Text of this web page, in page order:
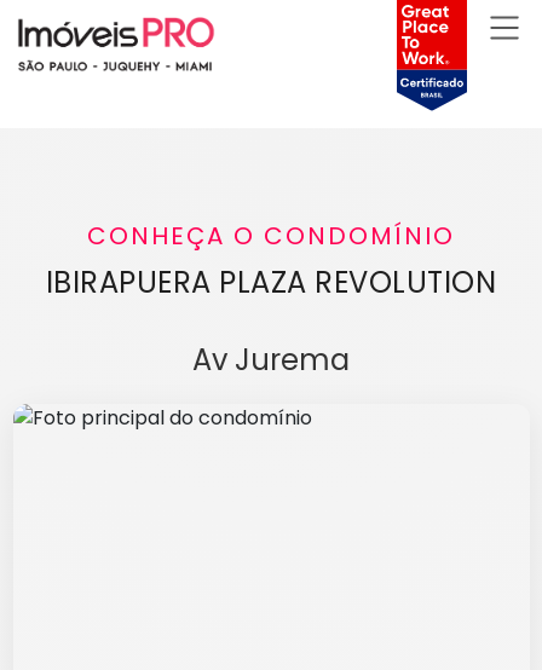
CONHEÇA O CONDOMÍNIO
IBIRAPUERA PLAZA REVOLUTION
Av Jurema